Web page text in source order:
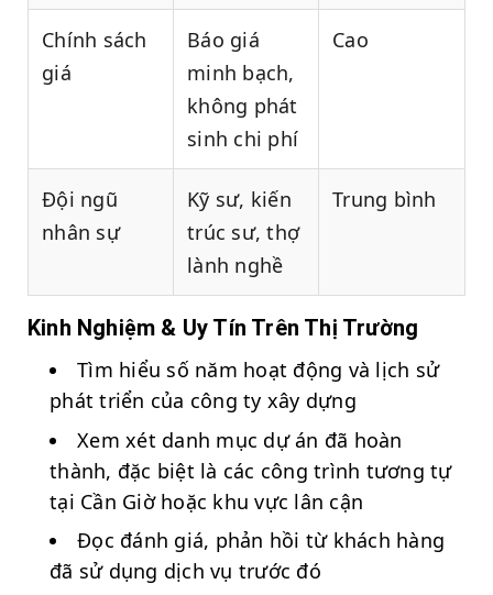
Chính sách
giá
Báo giá
minh bạch,
không phát
sinh chi phí
Cao
Đội ngũ
nhân sự
Kỹ sư, kiến
trúc sư, thợ
lành nghề
Trung bình
Kinh Nghiệm & Uy Tín Trên Thị Trường
Tìm hiểu số năm hoạt động và lịch sử
phát triển của công ty xây dựng
Xem xét danh mục dự án đã hoàn
thành, đặc biệt là các công trình tương tự
tại Cần Giờ hoặc khu vực lân cận
Đọc đánh giá, phản hồi từ khách hàng
đã sử dụng dịch vụ trước đó